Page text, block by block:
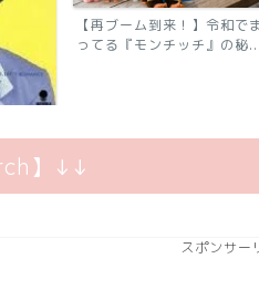
ム到来！】令和でまたバズ
モンチッチ』の秘...
反町
還！『
】↓↓
スポンサー